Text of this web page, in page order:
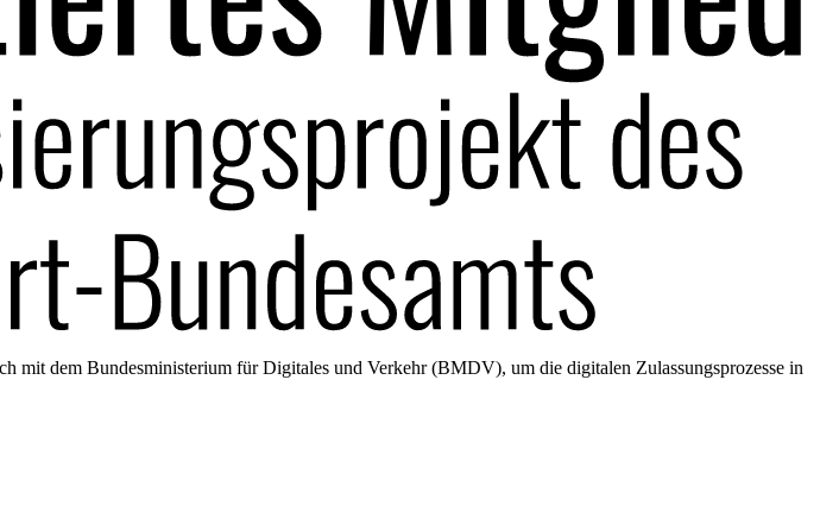
dem Bundesministerium für Digitales und Verkehr (BMDV), um die digitalen Zulassungsprozesse in